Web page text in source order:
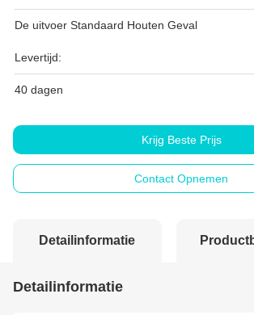
De uitvoer Standaard Houten Geval
Levertijd:
40 dagen
Krijg Beste Prijs
Contact Opnemen
Detailinformatie
Detailinformatie